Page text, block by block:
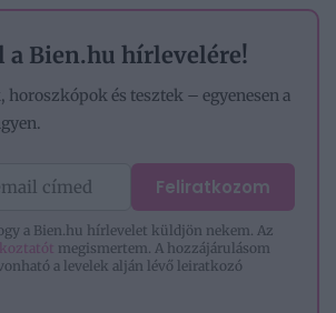
a Bien.hu hírlevelére!
horoszkópok és tesztek – egyenesen a
Feliratkozom
a Bien.hu hírlevelet küldjön nekem. Az
megismertem. A hozzájárulásom
a levelek alján lévő leiratkozó